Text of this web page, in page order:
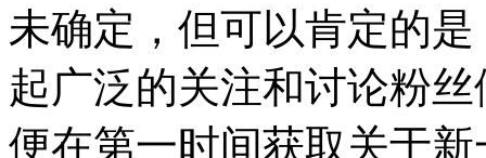
未确定，但可以肯定的
起广泛的关注和讨论粉
便在第一时间获取关于